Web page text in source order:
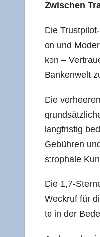
Zwi­schen
Die
on und
ken –
Ban­ken­welt
Die
lang­fris­tig
Gebüh­ren
stro­pha­le
Die
Weck­ruf für
te in der